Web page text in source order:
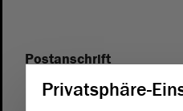
Postanschrift
Landtagvon Sachsen-
Domplatz 6–9
Privatsphäre-